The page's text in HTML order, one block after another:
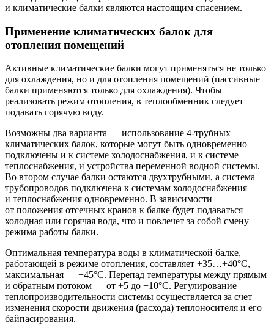
и климатические балки являются настоящим спасением.
Применение климатических балок для
отопления помещений
Активные климатические балки могут применяться не только
для охлаждения, но и для отопления помещений (пассивные
балки применяются только для охлаждения). Чтобы
реализовать режим отопления, в теплообменник следует
подавать горячую воду.
Возможны два варианта — ​использование 4-трубных
климатических балок, которые могут быть одновременно
подключены и к системе холодоснабжения, и к системе
теплоснабжения, и устройства переменной водной системы.
Во втором случае балки остаются двухтрубными, а система
трубопроводов подключена к системам холодоснабжения
и теплоснабжения одновременно. В зависимости
от положения отсечных кранов к балке будет подаваться
холодная или горячая вода, что и повлечет за собой смену
режима работы балки.
Оптимальная температура воды в климатической балке,
работающей в режиме отопления, составляет +35…+40°C,
максимальная — ​+45°C. Перепад температуры между прямым
и обратным потоком — ​от +5 до +10°C. Регулирование
теплопроизводительности системы осуществляется за счет
изменения скорости движения (расхода) теплоносителя и его
байпасирования.